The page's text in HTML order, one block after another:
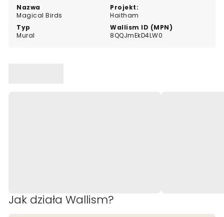
Nazwa
Magical Birds
Projekt:
Haitham
Typ
Mural
Wallism ID (MPN)
8QQJmEkD4LW0
nutami ciepłych tonów.
Jak działa Wallism?